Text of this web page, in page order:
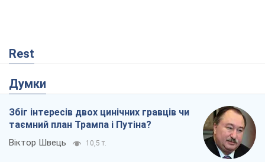
Rest
Думки
Збіг інтересів двох цинічних гравців чи
таємний план Трампа і Путіна?
Віктор Швець 10,5 т.